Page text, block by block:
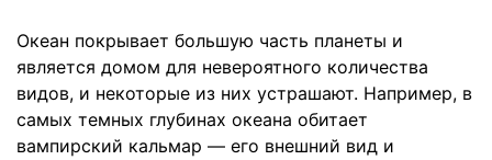
Океан покрывает большую часть планеты и
является домом для невероятного количества
видов, и некоторые из них устрашают. Например, в
самых темных глубинах океана обитает
вампирский кальмар — его внешний вид и